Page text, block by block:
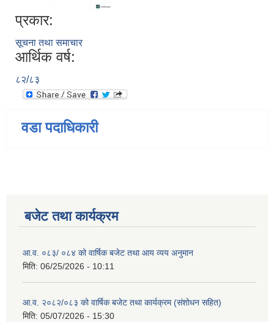
प्रकार:
सूचना तथा समाचार
आर्थिक वर्ष:
८२/८३
वडा पदाधिकारी
बजेट तथा कार्यक्रम
आ.व. ०८३/ ०८४ को वार्षिक बजेट तथा आय व्यय अनुमान
मिति: 06/25/2026 - 10:11
आ.व. २०८२/०८३ को वार्षिक बजेट तथा कार्यक्रम (संशोधन सहित)
मिति: 05/07/2026 - 15:30